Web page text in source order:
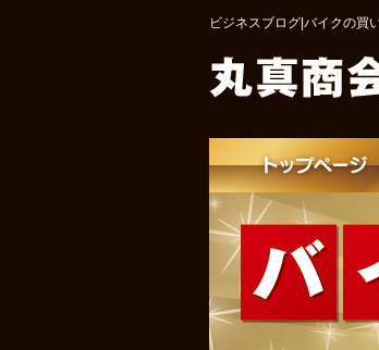
ビジネスブログ|バイクの買